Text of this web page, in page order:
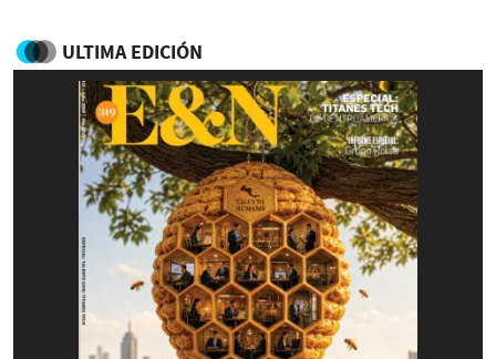
ULTIMA EDICIÓN